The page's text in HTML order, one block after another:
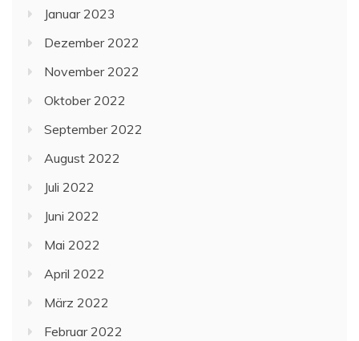
Januar 2023
Dezember 2022
November 2022
Oktober 2022
September 2022
August 2022
Juli 2022
Juni 2022
Mai 2022
April 2022
März 2022
Februar 2022